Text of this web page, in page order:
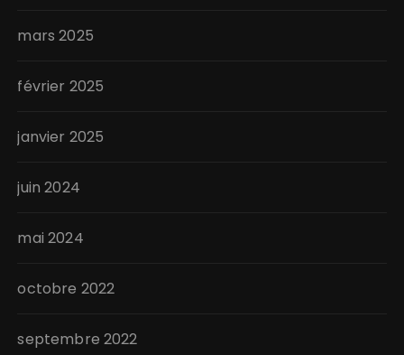
mars 2025
février 2025
janvier 2025
juin 2024
mai 2024
octobre 2022
septembre 2022